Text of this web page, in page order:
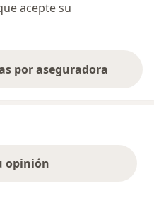
acepte su
por aseguradora
opinión